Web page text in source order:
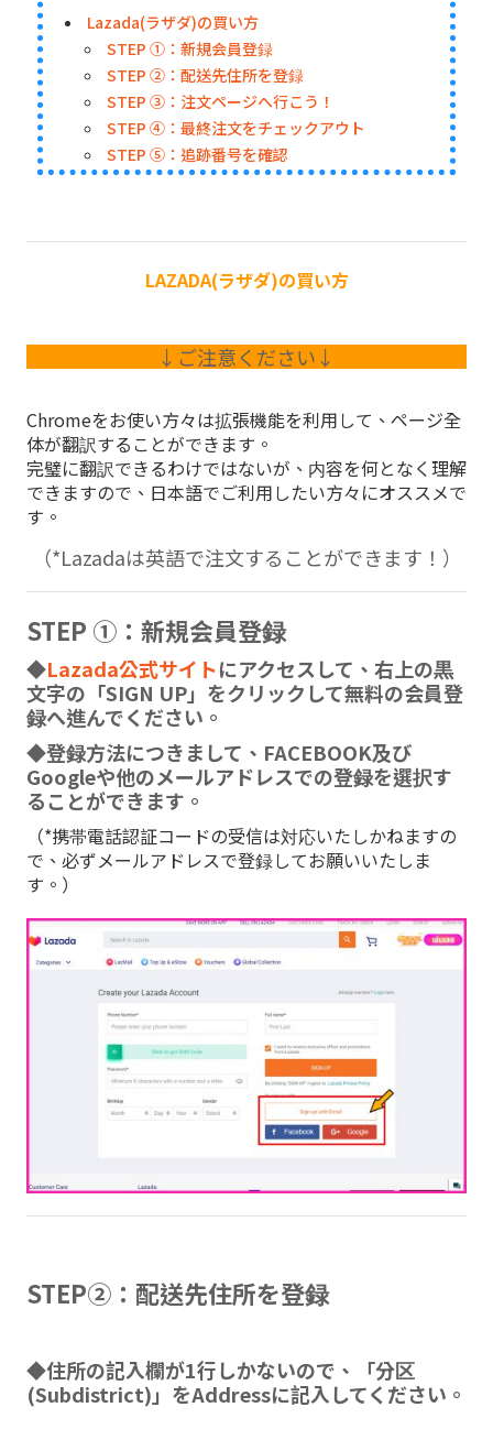
Lazada(ラザダ)の買い方
STEP ①：新規会員登録
STEP ②：配送先住所を登録
STEP ③：注文ページへ行こう！
STEP ④：最終注文をチェックアウト
STEP ⑤：追跡番号を確認
LAZADA(ラザダ)の買い方
↓ご注意ください↓
Chromeをお使い方々は拡張機能を利用して、ページ全
体が翻訳することができます。
完璧に翻訳できるわけではないが、内容を何となく理解
できますので、日本語でご利用したい方々にオススメで
す。
（*Lazadaは英語で注文することができます！）
STEP ①：新規会員登録
◆Lazada公式サイトにアクセスして、右上の黒
文字の「SIGN UP」をクリックして無料の会員登
録へ進んでください。
◆登録方法につきまして、FACEBOOK及び
Googleや他のメールアドレスでの登録を選択す
ることができます。
（*携帯電話認証コードの受信は対応いたしかねますの
で、必ずメールアドレスで登録してお願いいたしま
す。）
STEP②：配送先住所を登録
◆住所の記入欄が1行しかないので、「分区
(Subdistrict)」をAddressに記入してください。